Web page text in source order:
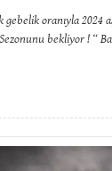
gebelik oranıyla 2024
bekliyor ! “